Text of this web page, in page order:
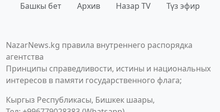
Башкы бет Архив Назар TV Түз эфир
NazarNews.kg правила внутреннего распорядка
агентства
Принципы справедливости, истины и национальных
интересов в памяти государственного флага;
Кыргыз Республикасы, Бишкек шаары,